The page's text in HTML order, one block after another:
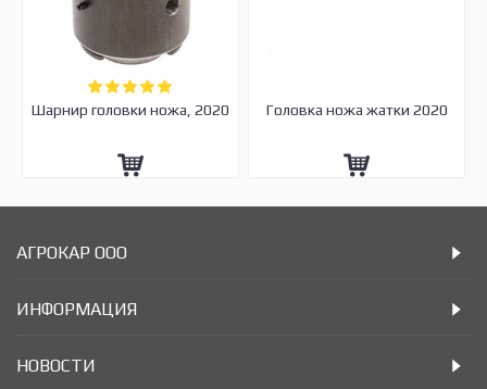
Шарнир головки ножа, 2020 Головка ножа жатки 2020
АГРОКАР ООО
ИНФОРМАЦИЯ
НОВОСТИ